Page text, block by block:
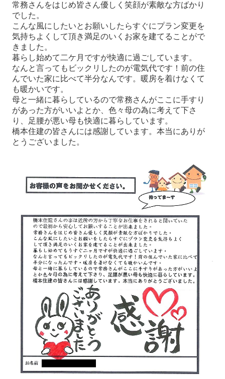
常務さんをはじめ皆さん優しく笑顔が素敵な方ばかり
でした。
こんな風にしたいとお願いしたらすぐにプラン変更を
気持ちよくして頂き満足のいくお家を建てることがで
きました。
暮らし始めて二ケ月ですが快適に過ごしています。
なんと言ってもビックリしたのが電気代です！前の住
んでいた家に比べて半分なんです。暖房を着けなくて
も暖かいです。
母と一緒に暮らしているので常務さんがここに手すり
があった方がいいよとか、色々母の為に考えて下さ
り、足腰が悪い母も快適に暮らしています。
橋本住建の皆さんには感謝しています。本当にありが
とうございました。